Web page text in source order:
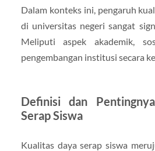
Dalam konteks ini, pengaruh
di universitas negeri sangat
Meliputi aspek akademik,
pengembangan institusi secara
Definisi dan
Serap Siswa
Kualitas daya serap siswa